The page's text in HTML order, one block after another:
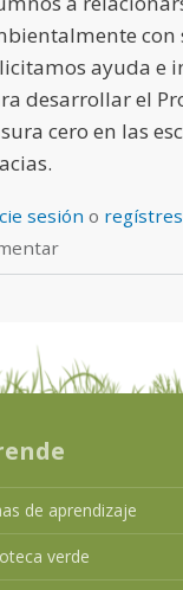
con
ayuda e
desarrollar el
cero en las
sesión o
de aprendizaje
verde